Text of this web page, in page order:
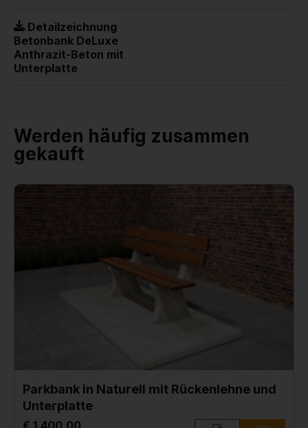
Detailzeichnung
Betonbank DeLuxe
Anthrazit-Beton mit
Unterplatte
Werden häufig zusammen
gekauft
Parkbank in Naturell mit Rückenlehne und
Unterplatte